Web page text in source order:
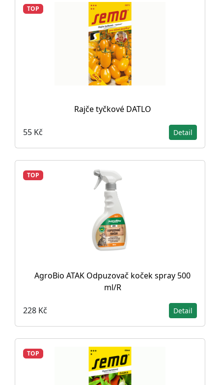
TOP
Rajče tyčkové DATLO
55 Kč Detail
TOP
AgroBio ATAK Odpuzovač koček spray 500
ml/R
228 Kč Detail
TOP